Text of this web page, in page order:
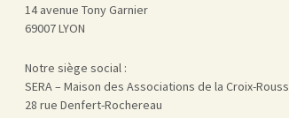
14 avenue Tony Garnier
69007 LYON
Notre siège social :
SERA – Maison des Associations de la Croix-
28 rue Denfert-Rochereau